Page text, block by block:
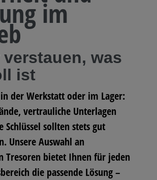
im
was
ist
der Werkstatt oder im Lager:
vertrauliche Unterlagen
Schlüssel sollten stets gut
Unsere Auswahl an
Tresoren bietet Ihnen für jeden
die passende Lösung –